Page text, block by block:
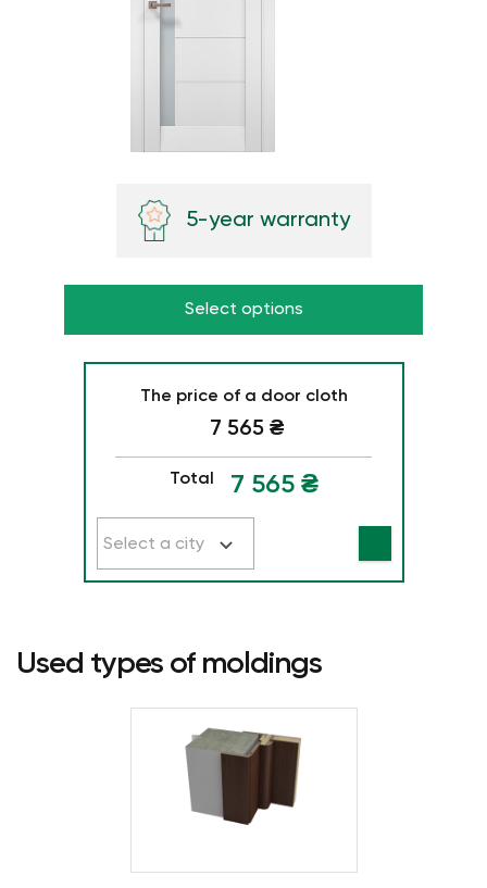
5-year warranty
Select options
The price of a door cloth
7 565 ₴
Total 7 565₴
Select a city
Used types of moldings